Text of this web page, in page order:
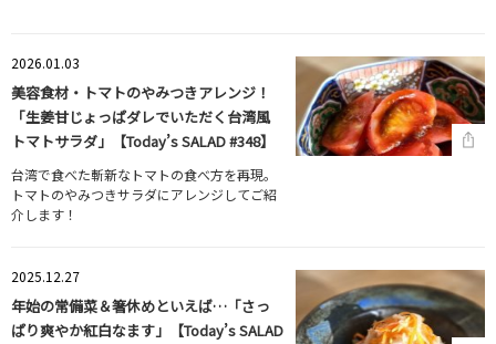
2026.01.03
美容食材・トマトのやみつきアレンジ！
「生姜甘じょっぱダレでいただく台湾風
トマトサラダ」【Today’s SALAD #348】
台湾で食べた斬新なトマトの食べ方を再現。
トマトのやみつきサラダにアレンジしてご紹
介します！
2025.12.27
年始の常備菜＆箸休めといえば…「さっ
ぱり爽やか紅白なます」【Today’s SALAD